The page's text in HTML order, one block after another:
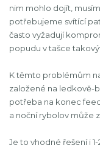
nim mohlo dojít,
potřebujeme svítící
často vyžadují
popudu v tašce
K těmto problémům
založené na ledkově-
potřeba na konec
a noční rybolov může
Je to vhodné řešení i